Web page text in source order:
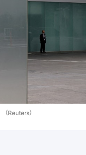
Reuters）